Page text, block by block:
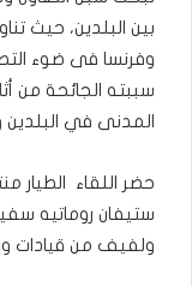
بين البلدين، حيث
وفرنسا فى ضوء
سببته الجائحة من
المدنى في البلدين
حضر اللقاء الطيار
ستيفان روماتيه
ولفيف من قيادات